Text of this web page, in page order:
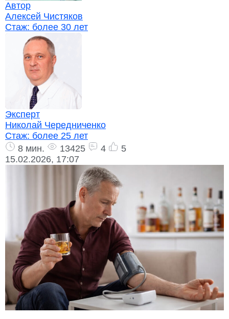
Автор
Алексей Чистяков
Стаж: более 30 лет
Эксперт
Николай Чередниченко
Стаж: более 25 лет
8 мин.
13425 4
5
15.02.2026, 17:07